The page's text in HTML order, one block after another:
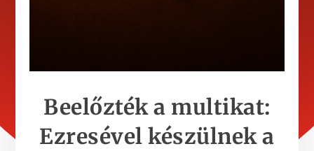
Beelőzték a multikat:
Ezresével készülnek a